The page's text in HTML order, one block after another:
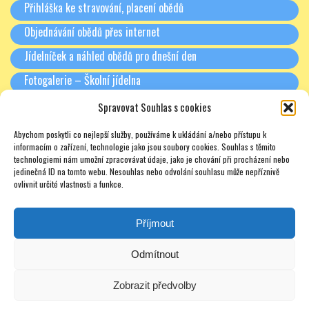
Spravovat Souhlas s cookies
Abychom poskytli co nejlepší služby, používáme k ukládání a/nebo přístupu k
informacím o zařízení, technologie jako jsou soubory cookies. Souhlas s těmito
technologiemi nám umožní zpracovávat údaje, jako je chování při procházení nebo
jedinečná ID na tomto webu. Nesouhlas nebo odvolání souhlasu může nepříznivě
ovlivnit určité vlastnosti a funkce.
Příjmout
Odmítnout
Zobrazit předvolby
matriky a evidence
žáků.
Údaje vztahující se ke
vzdělávání žáků:· třída,
stupeň,· osobní spisy
(listy) žáků,· hodnocení
žáků,· práce žáků,· výsledky
zkoušek,· vysvědčení,· třídní
knihy,· přestupky
žáků,· účast na škole
v přírodě, sportovních a
povinností Školy, a to
v oblasti ěkolního
vzdělávání,· hodnocení
žáků,· vedení matriky
a evidence žáků.
·
žáků:· docházka,· omluvné
· Plnění zákonných
v oblasti školního
Přihláška ke stravování, placení obědů
Objednávání obědů přes internet
Jídelníček a náhled obědů pro dnešní den
Fotogalerie – Školní jídelna
Třídní schůzky + Spolek rodičů (dříve SRPŠ)
Rada školy
Soukromé doučování – zajímavé odkazy – nabídky – texty